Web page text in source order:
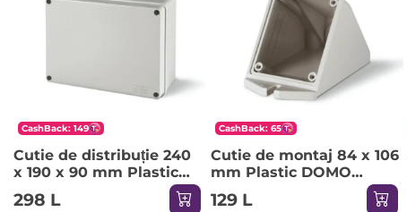
CashBack: 149
Cutie de distribuție 240
x 190 x 90 mm Plastic
SCABOX Scame
298 L
CashBack: 65
Cutie de montaj 84 x 106
mm Plastic DOMO
Scame
129 L